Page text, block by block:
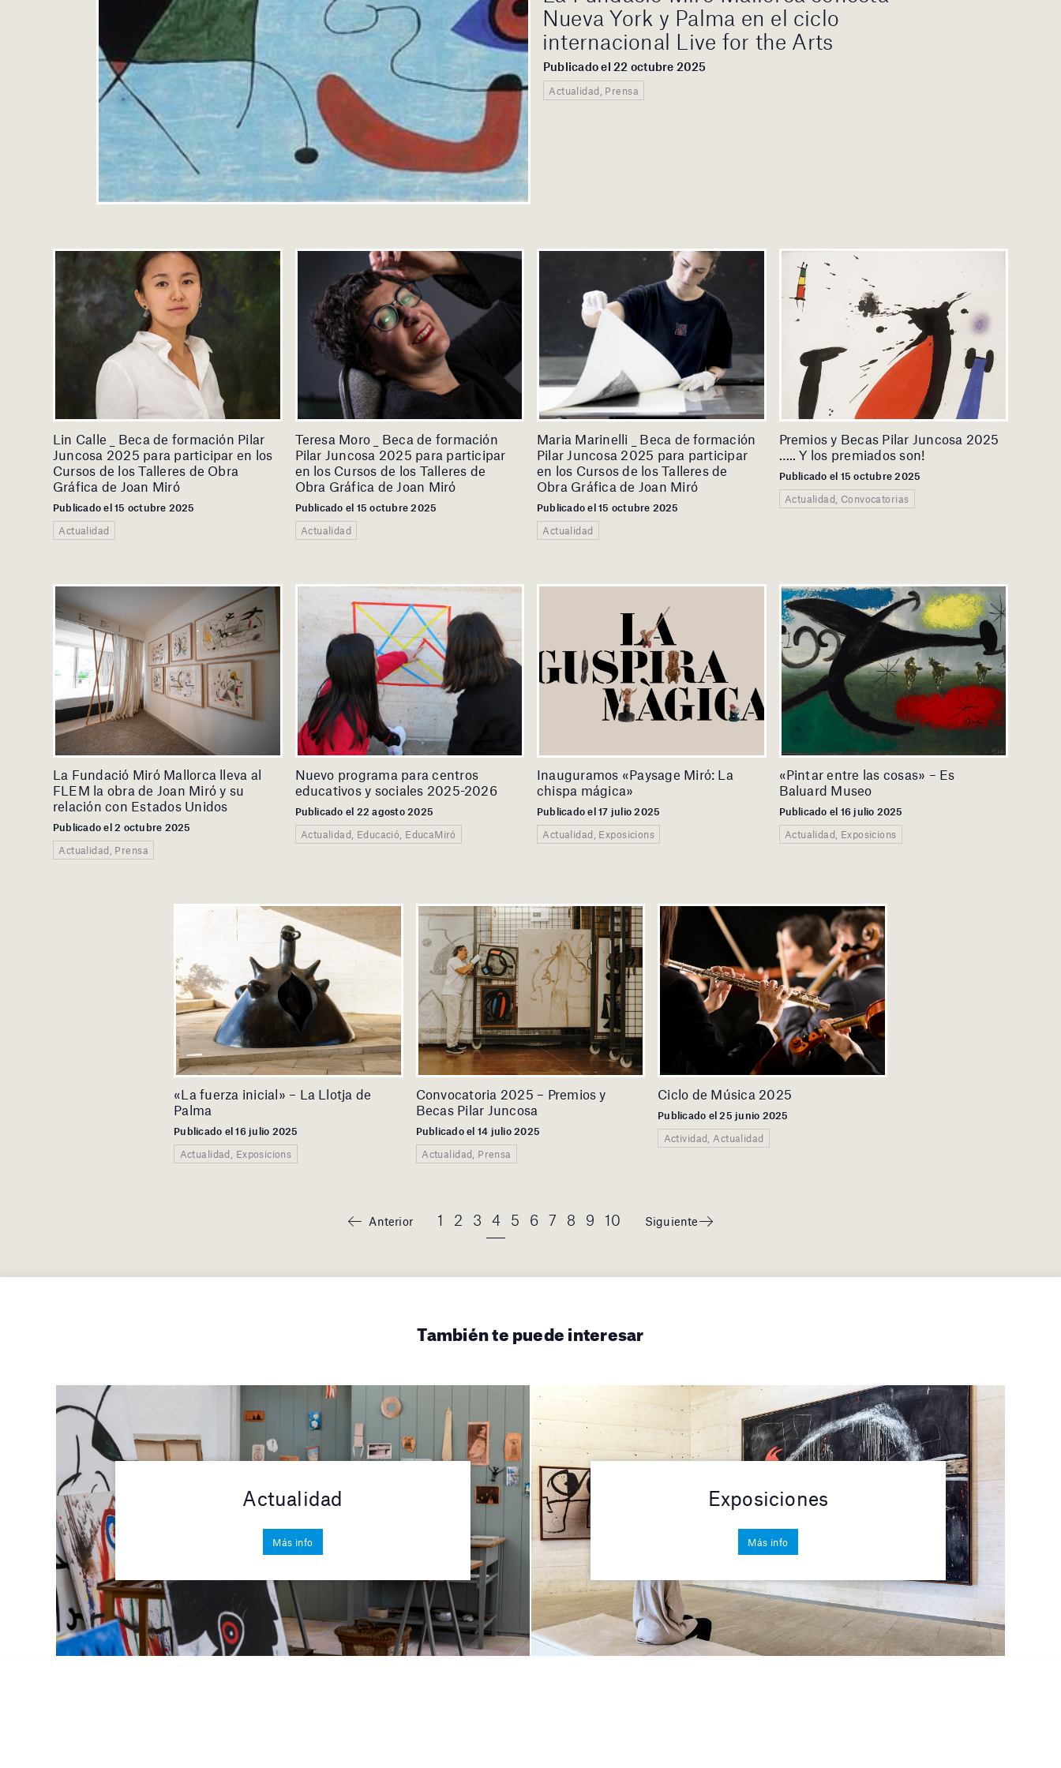
Nueva York y Palma en el ciclo
internacional Live for the Arts
Publicado el 22 octubre 2025
Actualidad, Prensa
Lin Calle _ Beca de formación Pilar
Juncosa 2025 para participar en los
Cursos de los Talleres de Obra
Gráfica de Joan Miró
Publicado el 15 octubre 2025
Actualidad
Teresa Moro _ Beca de formación
Pilar Juncosa 2025 para participar
en los Cursos de los Talleres de
Obra Gráfica de Joan Miró
Publicado el 15 octubre 2025
Actualidad
Maria Marinelli _ Beca de formación
Pilar Juncosa 2025 para participar
en los Cursos de los Talleres de
Obra Gráfica de Joan Miró
Publicado el 15 octubre 2025
Actualidad
Premios y Becas Pilar Juncosa 2025
….. Y los premiados son!
Publicado el 15 octubre 2025
Actualidad, Convocatorias
La Fundació Miró Mallorca lleva al
FLEM la obra de Joan Miró y su
relación con Estados Unidos
Publicado el 2 octubre 2025
Actualidad, Prensa
Nuevo programa para centros
educativos y sociales 2025-2026
Publicado el 22 agosto 2025
Actualidad, Educació, EducaMiró
Inauguramos «Paysage Miró: La
chispa mágica»
Publicado el 17 julio 2025
Actualidad, Exposicions
«Pintar entre las cosas» – Es
Baluard Museo
Publicado el 16 julio 2025
Actualidad, Exposicions
«La fuerza inicial» – La Llotja de
Palma
Publicado el 16 julio 2025
Actualidad, Exposicions
Convocatoria 2025 – Premios y
Becas Pilar Juncosa
Publicado el 14 julio 2025
Actualidad, Prensa
Ciclo de Música 2025
Publicado el 25 junio 2025
Actividad, Actualidad
Anterior 1 2 3 4 5 6 7 8 9 10 Siguiente
También te puede interesar
Actualidad
Más info
Exposiciones
Más info